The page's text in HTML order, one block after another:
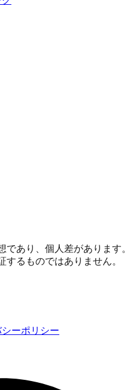
あり、個人差があります。
するものではありません。
ーポリシー